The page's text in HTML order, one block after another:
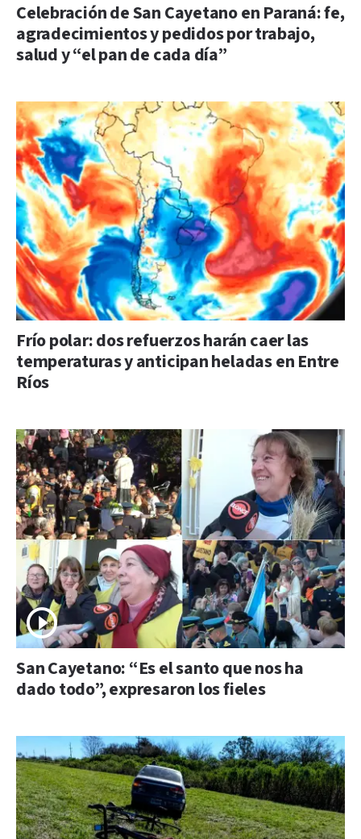
Celebración de San Cayetano en Paraná: fe,
agradecimientos y pedidos por trabajo,
salud y “el pan de cada día”
Frío polar: dos refuerzos harán caer las
temperaturas y anticipan heladas en Entre
Ríos
San Cayetano: “Es el santo que nos ha
dado todo”, expresaron los fieles